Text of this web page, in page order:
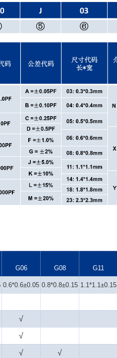
G06 G08 G11
0.6*0.6±0.05 0.8*0.8±0.15 1.1*1.1±0.15
√
√
√ √